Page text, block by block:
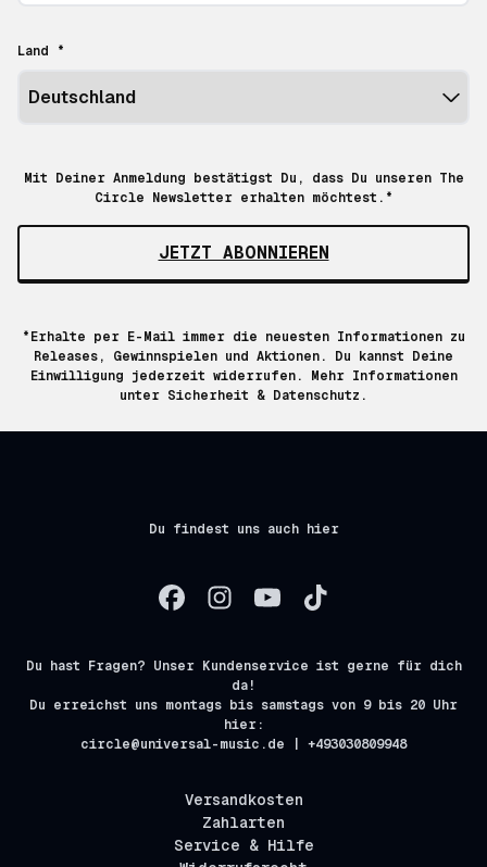
Land *
Mit Deiner Anmeldung bestätigst Du, dass Du unseren The
Circle Newsletter erhalten möchtest.*
JETZT ABONNIEREN
*Erhalte per E-Mail immer die neuesten Informationen zu
Releases, Gewinnspielen und Aktionen. Du kannst Deine
Einwilligung jederzeit widerrufen. Mehr Informationen
unter Sicherheit & Datenschutz.
Du findest uns auch hier
Du hast Fragen? Unser Kundenservice ist gerne für dich
da!
Du erreichst uns montags bis samstags von 9 bis 20 Uhr
hier:
circle@universal-music.de | +493030809948
Versandkosten
Zahlarten
Service & Hilfe